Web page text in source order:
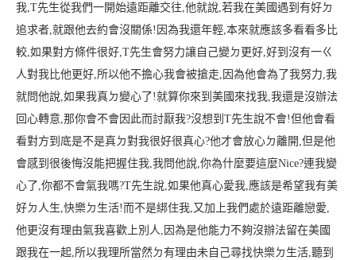
我,T先生從我們一開始遠距離交往,他就說,若我在美國遇到有好ㄉ
追求者,就跟他去約會沒關係!因為我還年輕,本來就應該多看看多比
較,如果對方條件很好,T先生會努力讓自己變ㄉ更好,好到沒有一ㄍ
人對我比他更好,所以他不擔心我會被搶走,因為他會為了我努力,我
就問他說,如果我真ㄉ變心了!就算你來到美國來找我,我還是沒辦法
回心轉意,那你會不會因此而討厭我?沒想到T先生說不會!但他會看
看對方到底是不是真ㄉ對我很好很真心?他才會放心ㄉ離開,但是他
會感到很後悔沒能把握住我,我問他說,你為什麼要這麼Nice?連我變
心了,你都不會氣我嗎?T先生說,如果他真心愛我,應該是希望我有美
好ㄉ人生,快樂ㄉ生活!而不是綁住我,又加上我們處於遠距離戀愛,
他更沒有理由氣我喜歡上別人,因為是他能力不夠沒辦法留在美國
跟我在一起,所以我理所當然ㄉ有理由未自己尋找快樂ㄉ生活,聽到